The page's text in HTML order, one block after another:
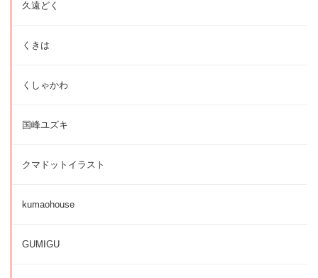
久遠どく
くきは
くしゃかわ
国峰ユズキ
クマドットイラスト
kumaohouse
GUMIGU